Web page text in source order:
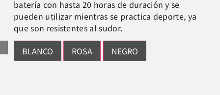
batería con hasta 20 horas de duración y se
pueden utilizar mientras se practica deporte, ya
que son resistentes al sudor.
BLANCO
ROSA NEGRO